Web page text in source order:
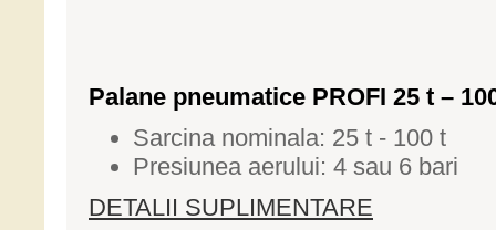
Palane pneumatice PROFI 25 t –
Sarcina nominala: 25 t - 100 t
Presiunea aerului: 4 sau 6 bari
DETALII SUPLIMENTARE